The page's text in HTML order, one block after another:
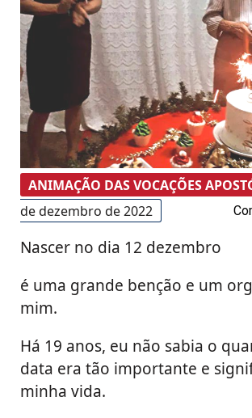
ANIMAÇÃO DAS VOCAÇÕES
de dezembro de 2022
Nascer no dia 12 dezembro
é uma grande benção e um
mim.
Há 19 anos, eu não sabia o
data era tão importante e
minha vida.